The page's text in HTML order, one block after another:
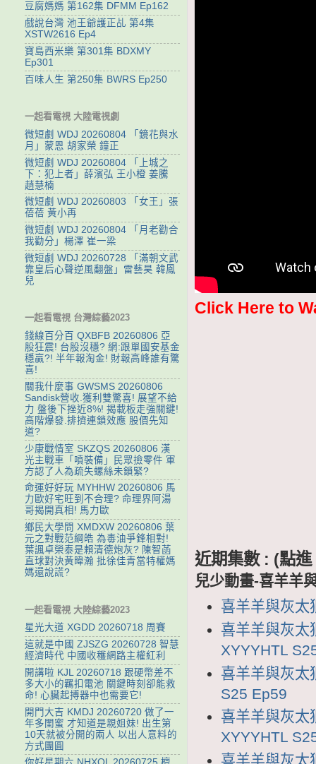
Click Here to
近期集數 : (點
兒少動畫-喜羊羊
喜羊羊與灰太
喜羊羊與灰太
XYYYHTL
喜羊羊與灰太
S25 Ep59
喜羊羊與灰太
XYYYHTL
喜羊羊與灰太
豆腐媽媽 第162集 DFMM Ep162
戲說台灣 池王爺護正乩 第4集
XSTW2616 Ep4
寶島西米樂 第301集 BDXMY
Ep301
百味人生 第250集 BWRS Ep250
一起看電視 大陸電視劇
微短劇 WDJ 20260804 「鏡花與水
月」蒙恩 胡家榮 鐘正
微短劇 WDJ 20260804 「上城之
下：犯上者」薛濱弘 王小橙 姜騰
趙慧楠
微短劇 WDJ 20260803 「女王」張
蓓蓓 黃小再
微短劇 WDJ 20260804 「月老勸合
我勸分」楊澤 崔一梁
微短劇 WDJ 20260728 「滿朝文武
靠皇后心聲逆風翻盤」雷藝昊 韓鳳
兒
一起看電視 台灣綜藝2023
錢線百分百 QXBFB 20260806 亞
股狂震! 台股沒穩? 網:跟單國安基金
穩贏?! 半年報淘金! 財報高峰誰有驚
喜!
關我什麼事 GWSMS 20260806
Sandisk營收.獲利雙驚喜! 展望不給
力 盤後下挫近8%! 揭載板走強關鍵!
高階爆發.排擠連鎖效應 股價先知
道?
少康戰情室 SKZQS 20260806 漢
光主戰車「噴裝備」民眾撿零件 軍
方認了人為疏失螺絲未鎖緊?
命運好好玩 MYHHW 20260806 馬
力歐好宅旺到不合理? 命理界阿湯
哥揭開真相! 馬力歐
鄉民大學問 XMDXW 20260806 葉
元之對戰范綱皓 為毒油爭鋒相對!
葉諷卓榮泰是賴清德炮灰? 陳智菡
直球對決黃暐瀚 批徐佳青當特權媽
媽還說謊?
一起看電視 大陸綜藝2023
星光大道 XGDD 20260718 周賽
這就是中國 ZJSZG 20260728 智慧
經濟時代 中國收穫網路主權紅利
開講啦 KJL 20260718 跟硬幣差不
多大小的羈扣電池 關鍵時刻卻能救
命! 心臟起搏器中也需要它!
開門大吉 KMDJ 20260720 做了一
年多閨蜜 才知道是親姐妹! 出生第
10天就被分開的兩人 以出人意料的
方式團圓